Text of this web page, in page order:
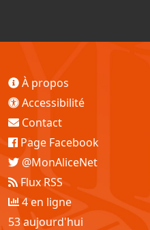
À propos
Accessibilité
Contact
Page Facebook
@MonAliceNet
Flux RSS
4 en ligne
53 aujourd'hui